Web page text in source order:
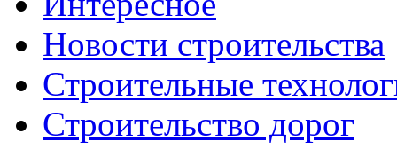
Новости строительства
Строительные
Строительство дорог